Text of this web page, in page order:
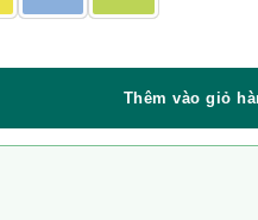
Thêm vào giỏ